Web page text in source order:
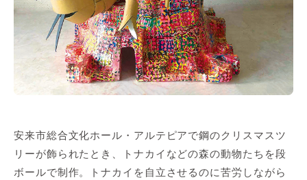
安来市総合文化ホール・アルテピアで鋼のクリスマスツ
リーが飾られたとき、トナカイなどの森の動物たちを段
ボールで制作。トナカイを自立させるのに苦労しながら